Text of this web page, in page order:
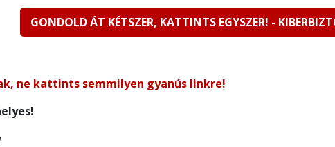
GONDOLD ÁT KÉTSZER, KATTINTS EGYSZER! -
ne kattints semmilyen gyanús linkre!